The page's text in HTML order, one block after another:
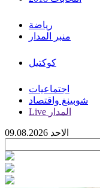
رياضة
منبر المدار
كوكتيل
اجتماعيات
شوبينغ واقتصاد
Live المدار